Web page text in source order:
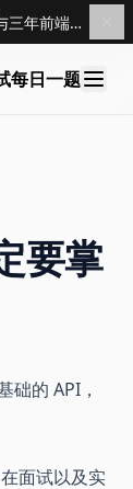
一纸简历更新更多的简历模板，如应届生模板与三年前端模板，点击查看 →
每日一题
要掌
础的 API，
面试以及实